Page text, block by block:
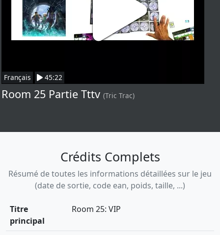
Français 45:22
Room 25 Partie Tttv (Tric Trac)
Crédits Complets
Résumé de toutes les informations détaillées sur le jeu
(date de sortie, code ean, poids, taille, ...)
Titre
principal
Room 25: VIP